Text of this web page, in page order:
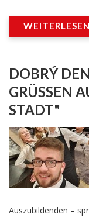
DOBRÝ
GRÜSSEN
TADT"
Auszubildenden –